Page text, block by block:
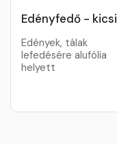
Edényfedő - kicsi
Edények, tálak
lefedésére alufólia
helyett